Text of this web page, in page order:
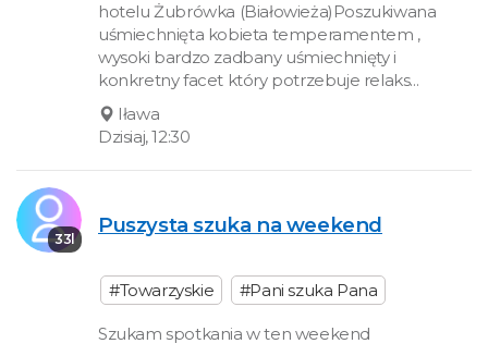
hotelu Żubrówka (Białowieża)Poszukiwana
uśmiechnięta kobieta temperamentem ,
wysoki bardzo zadbany uśmiechnięty i
konkretny facet który potrzebuje relaks...
Iława
Dzisiaj, 12:30
33l
Puszysta szuka na weekend
#Towarzyskie #Pani szuka Pana
Szukam spotkania w ten weekend